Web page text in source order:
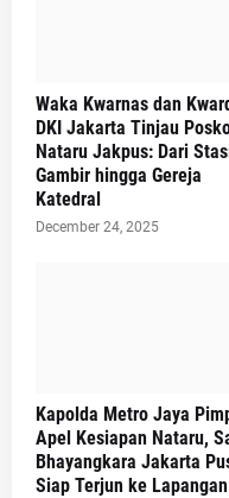
Waka Kwarnas dan
DKI Jakarta Tinjau
Nataru Jakpus: Dari
Gambir hingga Gereja
Katedral
December 24, 2025
Kapolda Metro Jaya
Apel Kesiapan Nataru,
Bhayangkara Jakarta
Siap Terjun ke Lapangan